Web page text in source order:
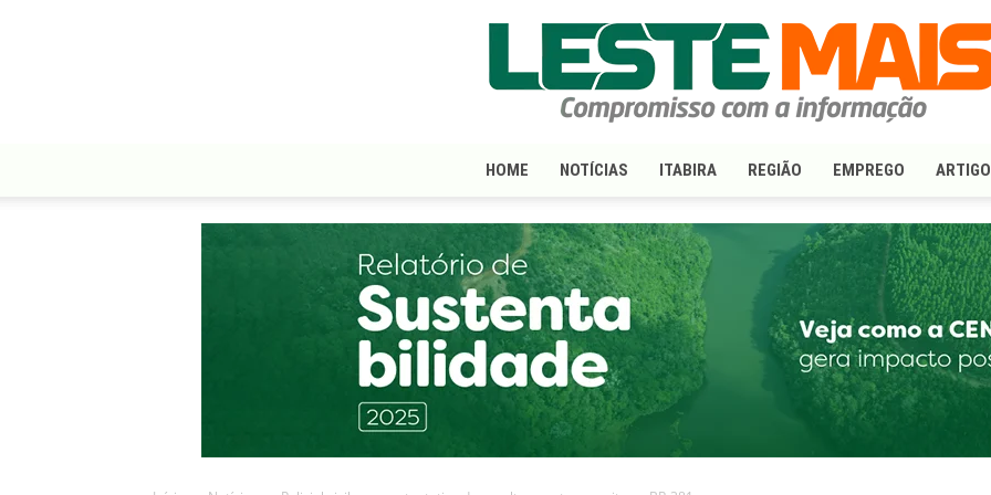
HOME NOTÍCIAS ITABIRA REGIÃO EMPREGO